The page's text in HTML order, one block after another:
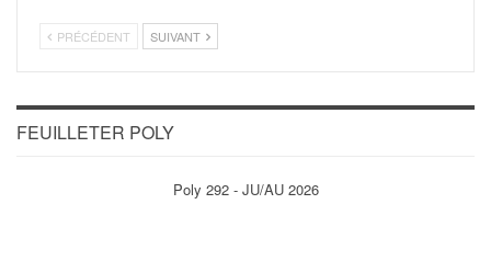
PRÉCÉDENT SUIVANT
FEUILLETER POLY
Poly 292 - JU/AU 2026